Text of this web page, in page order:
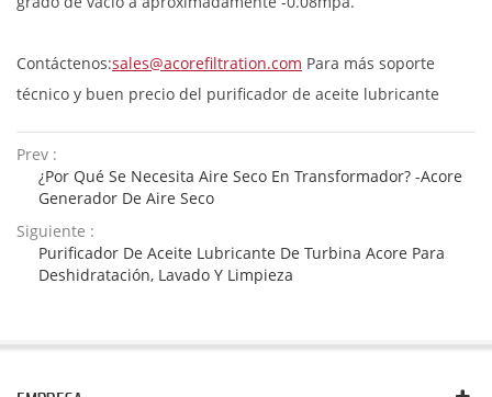
Contáctenos:sales@acorefiltration.com Para más soporte
técnico y buen precio del purificador de aceite lubricante
Prev :
¿Por Qué Se Necesita Aire Seco En Transformador? -Acore
Generador De Aire Seco
Siguiente :
Purificador De Aceite Lubricante De Turbina Acore Para
Deshidratación, Lavado Y Limpieza